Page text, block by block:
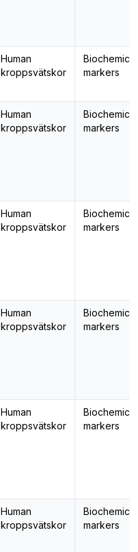
Human
kroppsvätskor
Biochemical
markers
Human
kroppsvätskor
Biochemical
markers
Human
kroppsvätskor
Biochemical
markers
Human
kroppsvätskor
Biochemical
markers
Human
kroppsvätskor
Biochemical
markers
Human
kroppsvätskor
Biochemical
markers